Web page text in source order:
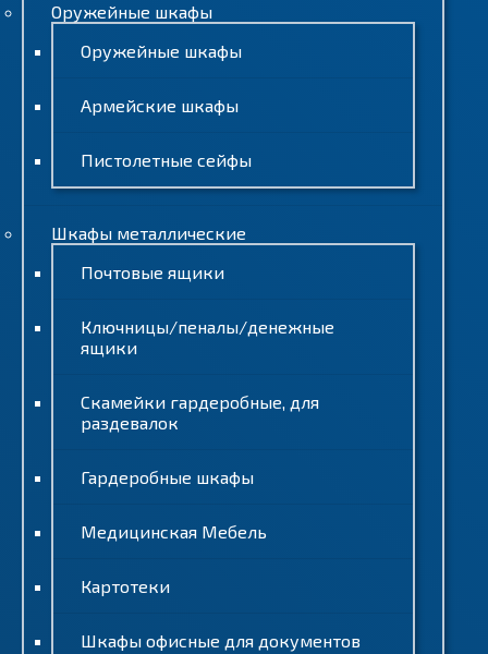
Оружейные шкафы
Оружейные шкафы
Армейские шкафы
Пистолетные сейфы
Шкафы металлические
Почтовые ящики
Ключницы/пеналы/денежные
ящики
Скамейки гардеробные, для
раздевалок
Гардеробные шкафы
Медицинская Мебель
Картотеки
Шкафы офисные для документов